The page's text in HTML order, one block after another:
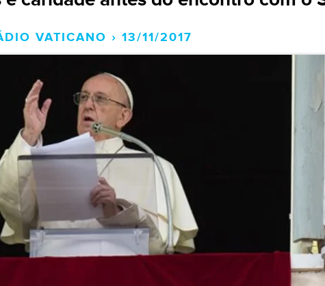
VATICANO › 13/11/2017